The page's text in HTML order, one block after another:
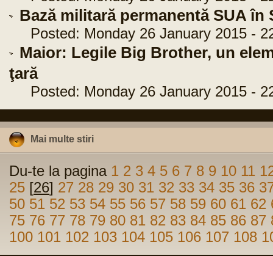
Bază militară permanentă SUA în
Posted: Monday 26 January 2015 -
Maior: Legile Big Brother, un
ţară
Posted: Monday 26 January 2015 -
Mai multe stiri
Du-te la pagina 1 2 3 4 5 6 7 8 9 10 11
25 [26] 27 28 29 30 31 32 33 34 35 36
50 51 52 53 54 55 56 57 58 59 60 61 62
75 76 77 78 79 80 81 82 83 84 85 86 87
100 101 102 103 104 105 106 107 108